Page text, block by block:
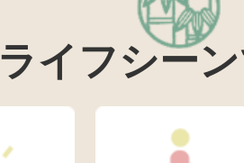
ライフシー